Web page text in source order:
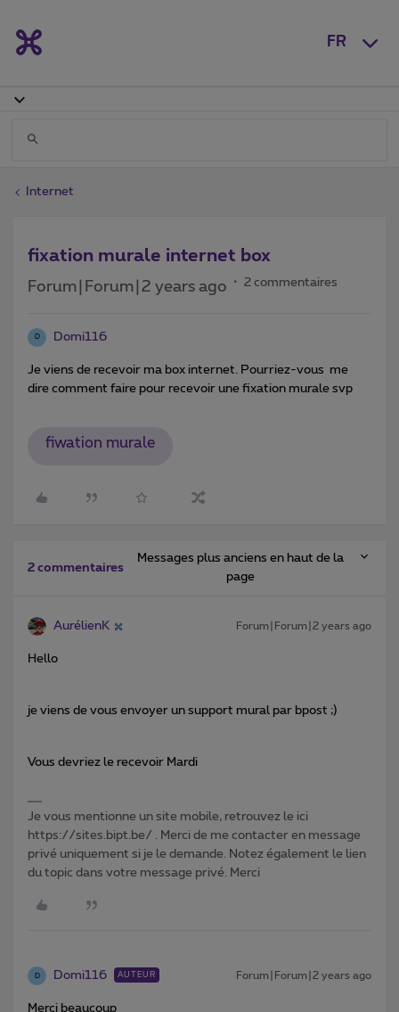
FR
Internet
fixation murale internet box
Forum|Forum|2 years ago 2 commentaires
D Domi116
Je viens de recevoir ma box internet. Pourriez-vous me
dire comment faire pour recevoir une fixation murale svp
fiwation murale
2 commentaires
Messages plus anciens en haut de la
page
AurélienK Forum|Forum|2 years ago
Hello
je viens de vous envoyer un support mural par bpost ;)
Vous devriez le recevoir Mardi
Je vous mentionne un site mobile, retrouvez le ici
https://sites.bipt.be/ . Merci de me contacter en message
privé uniquement si je le demande. Notez également le lien
du topic dans votre message privé. Merci
D Domi116 AUTEUR Forum|Forum|2 years ago
Merci beaucoup